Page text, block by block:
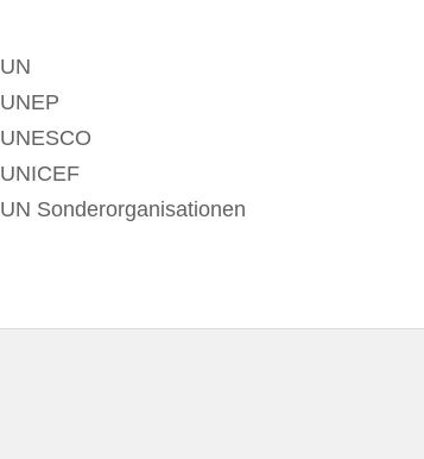
UN
UNEP
UNESCO
UNICEF
UN Sonderorganisationen